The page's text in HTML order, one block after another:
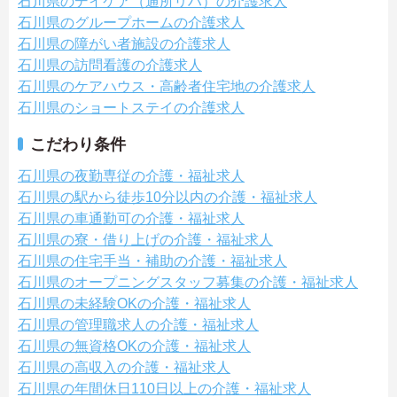
石川県のグループホームの介護求人
石川県の障がい者施設の介護求人
石川県の訪問看護の介護求人
石川県のケアハウス・高齢者住宅地の介護求人
石川県のショートステイの介護求人
こだわり条件
石川県の夜勤専従の介護・福祉求人
石川県の駅から徒歩10分以内の介護・福祉求人
石川県の車通勤可の介護・福祉求人
石川県の寮・借り上げの介護・福祉求人
石川県の住宅手当・補助の介護・福祉求人
石川県のオープニングスタッフ募集の介護・福祉求人
石川県の未経験OKの介護・福祉求人
石川県の管理職求人の介護・福祉求人
石川県の無資格OKの介護・福祉求人
石川県の高収入の介護・福祉求人
石川県の年間休日110日以上の介護・福祉求人